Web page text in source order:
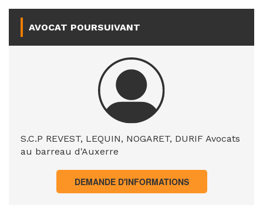
AVOCAT POURSUIVANT
S.C.P REVEST, LEQUIN, NOGARET, DURIF Avocats
au barreau d'Auxerre
DEMANDE D'INFORMATIONS